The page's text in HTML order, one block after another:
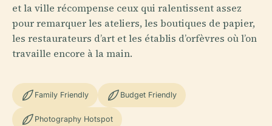
et la ville récompense ceux qui ralentissent assez
pour remarquer les ateliers, les boutiques de papier,
les restaurateurs d’art et les établis d’orfèvres où l’on
travaille encore à la main.
Family Friendly Budget Friendly
Photography Hotspot